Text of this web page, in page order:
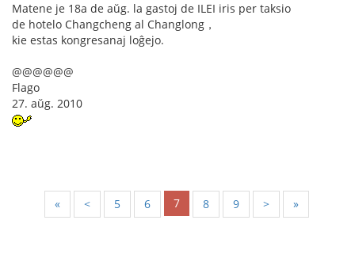
Matene je 18a de aŭg. la gastoj de ILEI iris per taksio
de hotelo Changcheng al Changlong，
kie estas kongresanaj loĝejo.
@@@@@@
Flago
27. aŭg. 2010
« < 5 6 7 8 9 > »